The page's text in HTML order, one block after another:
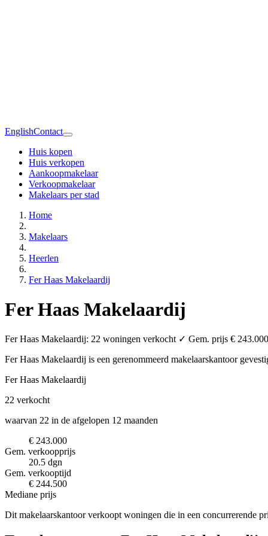
EnglishContact
Huis kopen
Huis verkopen
Aankoopmakelaar
Verkoopmakelaar
Makelaars per stad
Home
Makelaars
Heerlen
Fer Haas Makelaardij
Fer Haas Makelaardij
Fer Haas Makelaardij: 22 woningen verkocht ✓ Gem. prijs €
Fer Haas Makelaardij is een gerenommeerd makelaarskantoor
Fer Haas Makelaardij
22 verkocht
waarvan 22 in de afgelopen 12 maanden
€ 243.000
Gem. verkoopprijs
20.5 dgn
Gem. verkooptijd
€ 244.500
Mediane prijs
Dit makelaarskantoor verkoopt woningen die in een concurrerende